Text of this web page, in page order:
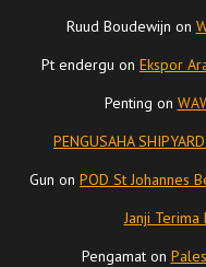
Ruud Boudewijn on
Pt endergu on Ekspor
Penting on
PENGUSAHA
Gun on POD St Johannes
Janji
Pengamaton